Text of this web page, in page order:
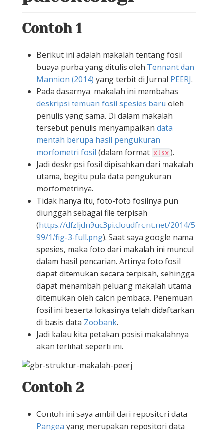
Contoh 1
Berikut ini adalah makalah tentang fosil
buaya purba yang ditulis oleh Tennant dan
Mannion (2014) yang terbit di Jurnal PEERJ.
Pada dasarnya, makalah ini membahas
deskripsi temuan fosil spesies baru oleh
penulis yang sama. Di dalam makalah
tersebut penulis menyampaikan data
mentah berupa hasil pengukuran
morfometri fosil (dalam format xlsx).
Jadi deskripsi fosil dipisahkan dari makalah
utama, begitu pula data pengukuran
morfometrinya.
Tidak hanya itu, foto-foto fosilnya pun
diunggah sebagai file terpisah
(https://dfzljdn9uc3pi.cloudfront.net/2014/5
99/1/fig-3-full.png). Saat saya google nama
spesies, maka foto dari makalah ini muncul
dalam hasil pencarian. Artinya foto fosil
dapat ditemukan secara terpisah, sehingga
dapat menambah peluang makalah utama
ditemukan oleh calon pembaca. Penemuan
fosil ini beserta lokasinya telah didaftarkan
di basis data Zoobank.
Jadi kalau kita petakan posisi makalahnya
akan terlihat seperti ini.
Contoh 2
Contoh ini saya ambil dari repositori data
Pangea yang merupakan repositori data